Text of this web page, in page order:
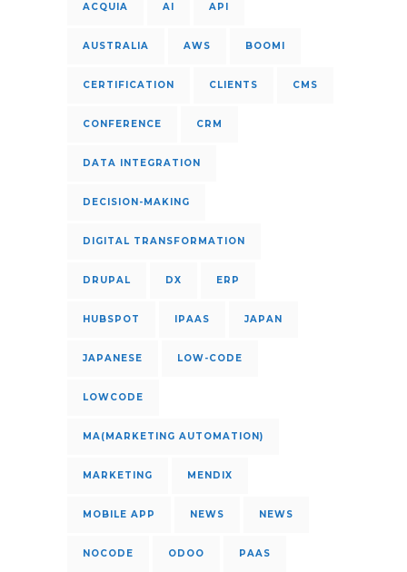
ACQUIA AI API
AUSTRALIA AWS BOOMI
CERTIFICATION CLIENTS CMS
CONFERENCE CRM
DATA INTEGRATION
DECISION-MAKING
DIGITAL TRANSFORMATION
DRUPAL DX ERP
HUBSPOT IPAAS JAPAN
JAPANESE LOW-CODE
LOWCODE
MA(MARKETING AUTOMATION)
MARKETING MENDIX
MOBILE APP NEWS NEWS
NOCODE ODOO PAAS